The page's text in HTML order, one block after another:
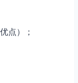
点）；